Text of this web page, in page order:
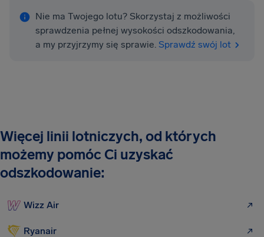
Nie ma Twojego lotu? Skorzystaj z możliwości
sprawdzenia pełnej wysokości odszkodowania,
a my przyjrzymy się sprawie. Sprawdź swój lot
Więcej linii lotniczych, od których
możemy pomóc Ci uzyskać
odszkodowanie:
Wizz Air
Ryanair